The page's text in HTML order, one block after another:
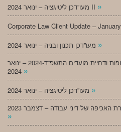
מעו”דכן ליטיגציה – ינואר 2024 II »
Corporate Law Client Update –
»
מעו”דכן רגולציה – צו הארכת תקופות ודחיית מועדים התשפ”ד-2024 – ינואר
»
»
של דיני עבודה – דצמבר 2023
»